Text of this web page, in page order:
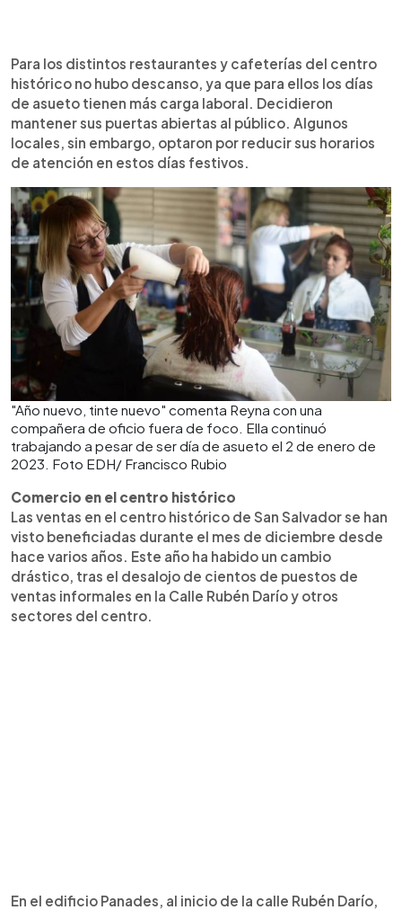
Para los distintos restaurantes y cafeterías del centro
histórico no hubo descanso, ya que para ellos los días
de asueto tienen más carga laboral. Decidieron
mantener sus puertas abiertas al público. Algunos
locales, sin embargo, optaron por reducir sus horarios
de atención en estos días festivos.
"Año nuevo, tinte nuevo" comenta Reyna con una
compañera de oficio fuera de foco. Ella continuó
trabajando a pesar de ser día de asueto el 2 de enero de
2023. Foto EDH/ Francisco Rubio
Comercio en el centro histórico
Las ventas en el centro histórico de San Salvador se han
visto beneficiadas durante el mes de diciembre desde
hace varios años. Este año ha habido un cambio
drástico, tras el desalojo de cientos de puestos de
ventas informales en la Calle Rubén Darío y otros
sectores del centro.
En el edificio Panades, al inicio de la calle Rubén Darío,